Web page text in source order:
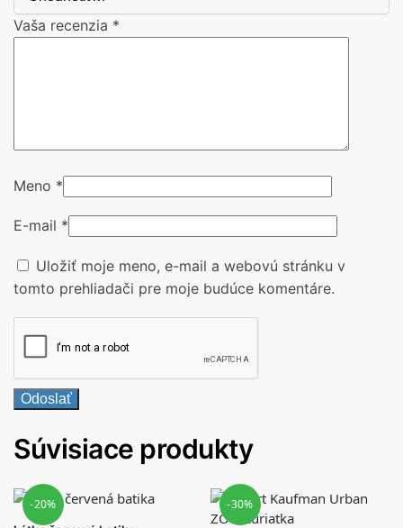
Vaša recenzia *
Meno *
E-mail *
Uložiť moje meno, e-mail a webovú stránku v
tomto prehliadači pre moje budúce komentáre.
Súvisiace produkty
-20% -30%